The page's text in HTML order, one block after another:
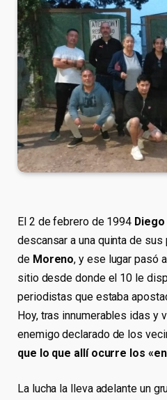
El 2 de febrero de 1994
descansar a una quinta de sus
de Moreno, y ese lugar pasó
sitio desde donde el 10 le
periodistas que estaba
Hoy, tras innumerables idas y
enemigo declarado de los
que lo que allí ocurre los
La lucha la lleva adelante un